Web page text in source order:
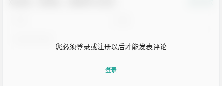
您必须登录或注册以后才能发表评论
登录